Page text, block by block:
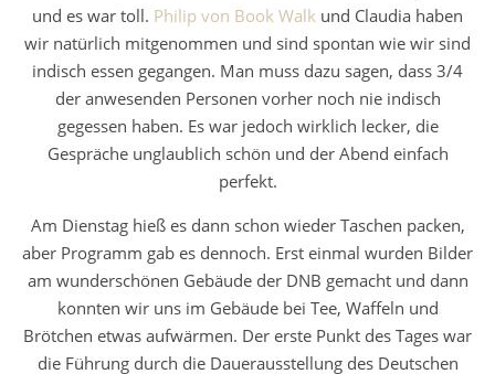
und es war toll. Philip von Book Walk und Claudia haben
wir natürlich mitgenommen und sind spontan wie wir sind
indisch essen gegangen. Man muss dazu sagen, dass 3/4
der anwesenden Personen vorher noch nie indisch
gegessen haben. Es war jedoch wirklich lecker, die
Gespräche unglaublich schön und der Abend einfach
perfekt.
Am Dienstag hieß es dann schon wieder Taschen packen,
aber Programm gab es dennoch. Erst einmal wurden Bilder
am wunderschönen Gebäude der DNB gemacht und dann
konnten wir uns im Gebäude bei Tee, Waffeln und
Brötchen etwas aufwärmen. Der erste Punkt des Tages war
die Führung durch die Dauerausstellung des Deutschen